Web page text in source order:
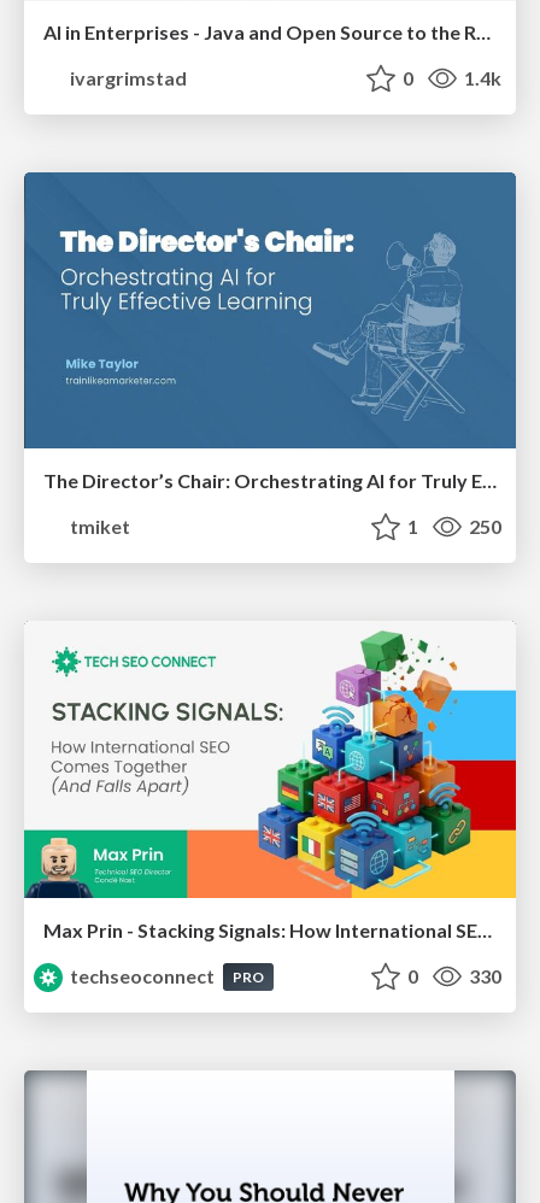
AI in Enterprises - Java and Open Source to the Rescue
ivargrimstad
0 1.4k
The Director’s Chair: Orchestrating AI for Truly Effective Learning
tmiket
1 250
techseoconnect
PRO 0 330